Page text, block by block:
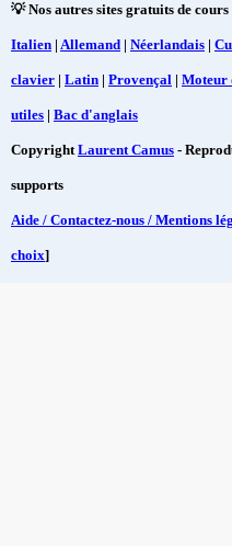
💡 Nos autres sites gratuits de cours
Italien | Allemand | Néerlandais |
clavier | Latin | Provençal | Moteur
utiles | Bac d'anglais
CopyrightLaurent Camus -
supports
Aide / Contactez-nous / Mentions
choix]